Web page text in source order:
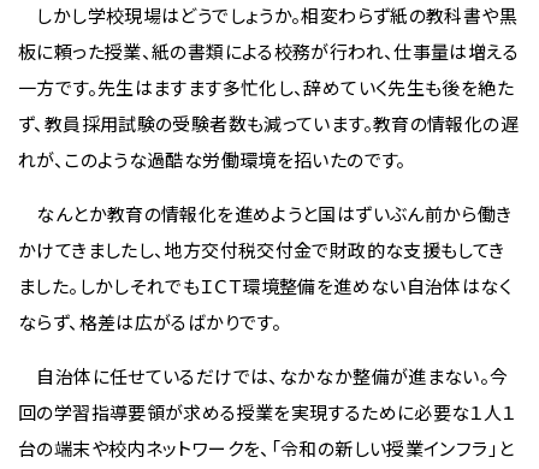
しかし学校現場はどうでしょうか。相変わらず紙の教科書や黒
板に頼った授業、紙の書類による校務が行われ、仕事量は増える
一方です。先生はますます多忙化し、辞めていく先生も後を絶た
ず、教員採用試験の受験者数も減っています。教育の情報化の遅
れが、このような過酷な労働環境を招いたのです。
なんとか教育の情報化を進めようと国はずいぶん前から働き
かけてきましたし、地方交付税交付金で財政的な支援もしてき
ました。しかしそれでもＩＣＴ環境整備を進めない自治体はなく
ならず、格差は広がるばかりです。
自治体に任せているだけでは、なかなか整備が進まない。今
回の学習指導要領が求める授業を実現するために必要な１人１
台の端末や校内ネットワークを、「令和の新しい授業インフラ」と